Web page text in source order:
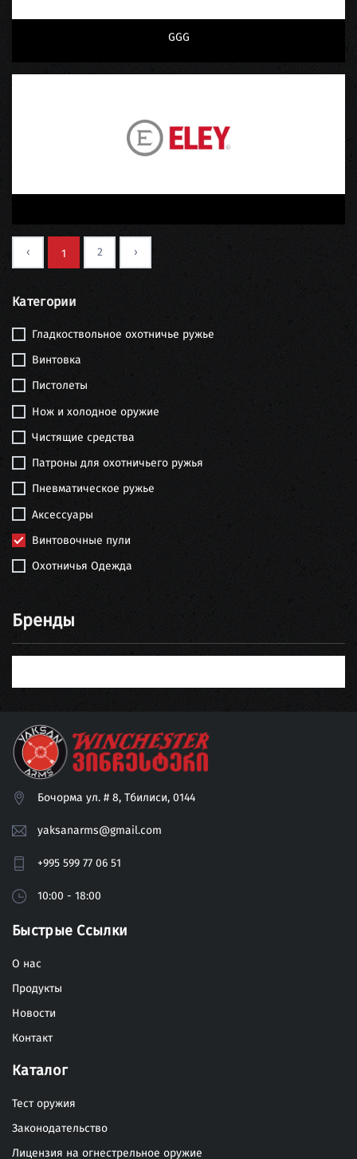
GGG
‹ 1 2 ›
Категории
Гладкоствольное охотничье ружье
Винтовка
Пистолеты
Нож и холодное оружие
Чистящие средства
Патроны для охотничьего ружья
Пневматическое ружье
Аксессуары
Винтовочные пули
Охотничья Одежда
Бренды
Бочорма ул. # 8, Тбилиси, 0144
yaksanarms@gmail.com
+995 599 77 06 51
10:00 - 18:00
Быстрые Ссылки
О нас
Продукты
Новости
Контакт
Каталог
Тест оружия
Законодательство
Лицензия на огнестрельное оружие